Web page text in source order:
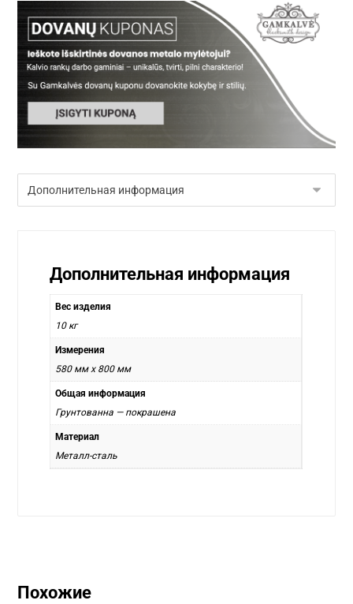
Дополнительная информация
Вес изделия
10 кг
Измерения
580 мм х 800 мм
Общая информация
Грунтованна — покрашена
Материал
Металл-сталь
Похожие